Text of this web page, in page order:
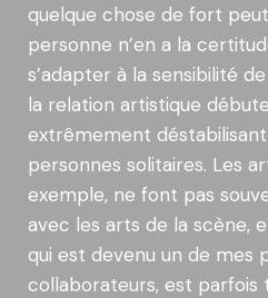
quelque chose de fort
personne n’en a la
s’adapter à la sensibilité
la relation artistique
extrêmement
personnes solitaires. Les
exemple, ne font pas
avec les arts de la scène,
qui est devenu un de mes
collaborateurs, est parfois